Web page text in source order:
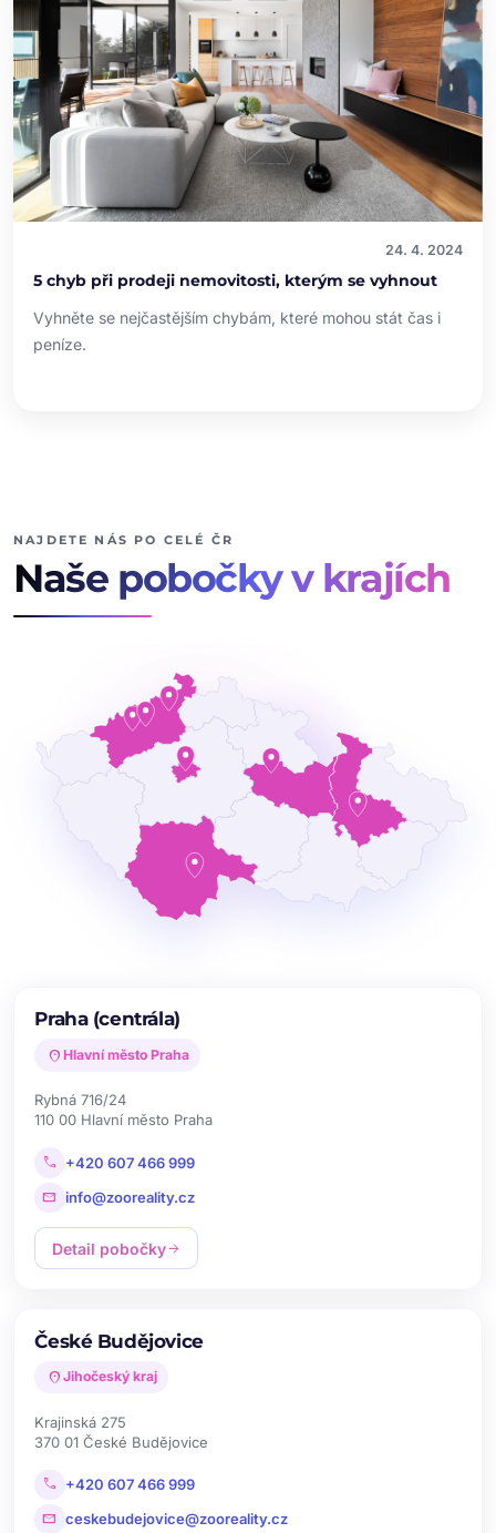
24. 4. 2024
5 chyb při prodeji nemovitosti, kterým se vyhnout
Vyhněte se nejčastějším chybám, které mohou stát čas i
peníze.
NAJDETE NÁS PO CELÉ ČR
Naše pobočky v krajích
Praha (centrála)
location_on Hlavní město Praha
Rybná 716/24
110 00 Hlavní město Praha
call +420 607 466 999
mail info@zooreality.cz
Detail pobočkyarrow_forward
České Budějovice
location_on Jihočeský kraj
Krajinská 275
370 01 České Budějovice
call +420 607 466 999
mail ceskebudejovice@zooreality.cz